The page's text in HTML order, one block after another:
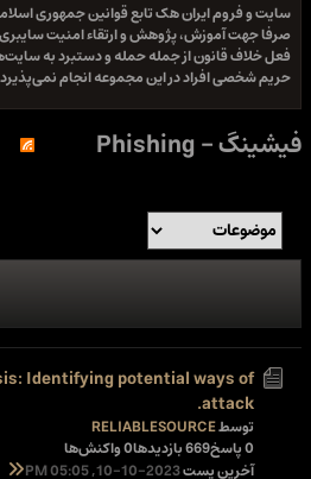
سایت و فروم ایران هک تابع قوانین جمهوری
صرفا جهت آموزش، پژوهش و ارتقاء امنیت
فعل خلاف قانون از جمله حمله و دستبرد به
حریم شخصی افراد در این مجموعه انجام
فیشینگ - Phishing
Identifying potential ways of
attack.
توسطRELIABLESOURCE
0 پاسخ
669 بازدیدها
0 واکنش‌ها
آخرین پست10-10-2023, 05:05 PM